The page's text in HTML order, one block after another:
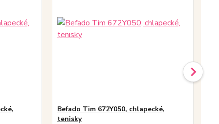
Befado Tim 672Y050, chlapecké,
tenisky